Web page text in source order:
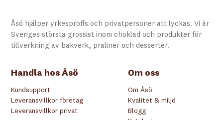
Åsö hjälper yrkesproffs och privatpersoner att lyckas. Vi är
Sveriges största grossist inom choklad och produkter för
tillverkning av bakverk, praliner och desserter.
Om oss
Om Åsö
Kvalitet & miljö
Blogg
Handla hos Åsö
Kundsupport
Leveransvillkor företag
Leveransvillkor privat